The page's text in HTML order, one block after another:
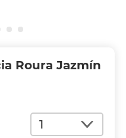
Roura Jazmín
Cantidad